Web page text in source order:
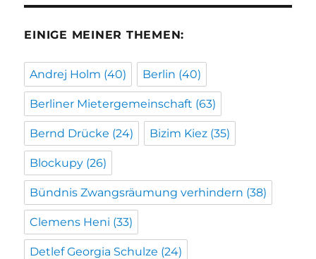
EINIGE MEINER THEMEN:
Andrej Holm (40) Berlin (40)
Berliner Mietergemeinschaft (63)
Bernd Drücke (24) Bizim Kiez (35)
Blockupy (26)
Bündnis Zwangsräumung verhindern (38)
Clemens Heni (33)
Detlef Georgia Schulze (24)